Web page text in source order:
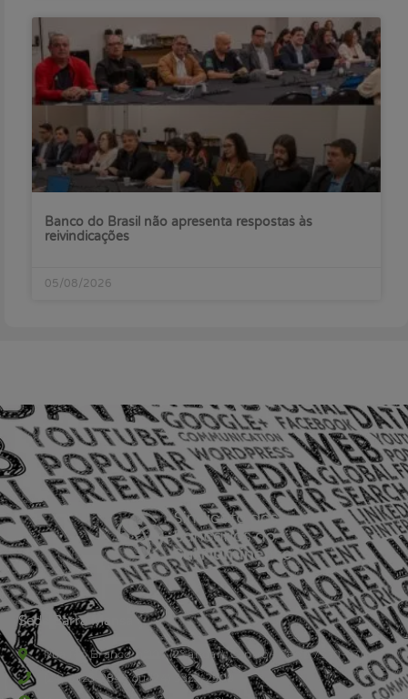
Banco do Brasil não apresenta respostas às
reivindicações
05/08/2026
Sede Barra Mansa
Rua Rio Branco, nº107 (2º andar), Centro - Cep: 27.330-030
(24) 3323-2848 ou (24) 3323-2500